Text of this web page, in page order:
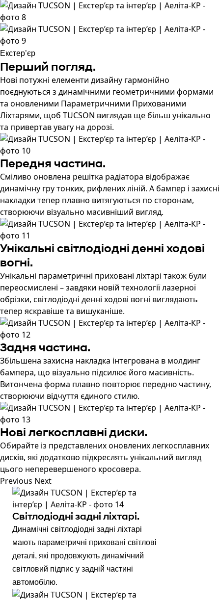
Екстер’єр
Перший погляд.
Нові потужні елементи дизайну гармонійно
поєднуються з динамічними геометричними формами
та оновленими Параметричними Прихованими
Ліхтарями, щоб TUCSON виглядав ще більш унікально
та привертав увагу на дорозі.
Передня частина.
Сміливо оновлена решітка радіатора відображає
динамічну гру тонких, рифлених ліній. А бампер і захисні
накладки тепер плавно витягуються по сторонам,
створюючи візуально масивніший вигляд.
Унікальні світлодіодні денні ходові
вогні.
Унікальні параметричні приховані ліхтарі також були
переосмислені – завдяки новій технології лазерної
обрізки, світлодіодні денні ходові вогні виглядають
тепер яскравіше та вишуканіше.
Задня частина.
Збільшена захисна накладка інтегрована в молдинг
бампера, що візуально підсилює його масивність.
Витончена форма плавно повторює передню частину,
створюючи відчуття єдиного стилю.
Нові легкосплавні диски.
Обирайте із представлених оновлених легкосплавних
дисків, які додатково підкреслять унікальний вигляд
цього неперевершеного кросовера.
Previous Next
Світлодіодні задні ліхтарі.
Динамічні світлодіодні задні ліхтарі
мають параметричні приховані світлові
деталі, які продовжують динамічний
світловий підпис у задній частині
автомобілю.